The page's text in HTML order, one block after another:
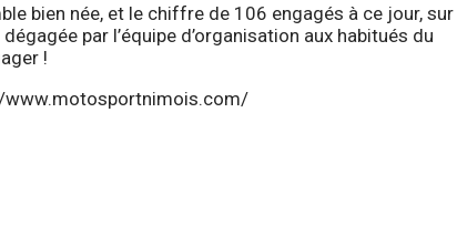
bien née, et le chiffre de 106 engagés à ce jour, sur
par l’équipe d’organisation aux habitués du
!
www.motosportnimois.com/